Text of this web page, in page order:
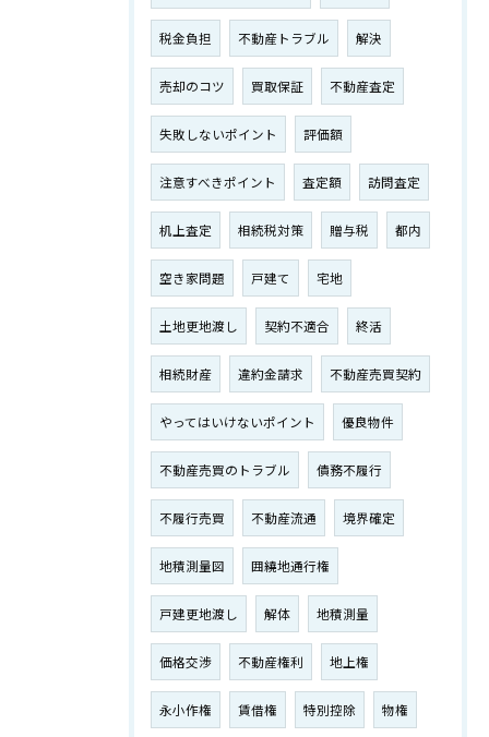
税金負担 不動産トラブル 解決
売却のコツ 買取保証 不動産査定
失敗しないポイント 評価額
注意すべきポイント 査定額 訪問査定
机上査定 相続税対策 贈与税 都内
空き家問題 戸建て 宅地
土地更地渡し 契約不適合 終活
相続財産 違約金請求 不動産売買契約
やってはいけないポイント 優良物件
不動産売買のトラブル 債務不履行
不履行売買 不動産流通 境界確定
地積測量図 囲繞地通行権
戸建更地渡し 解体 地積測量
価格交渉 不動産権利 地上権
永小作権 賃借権 特別控除 物権